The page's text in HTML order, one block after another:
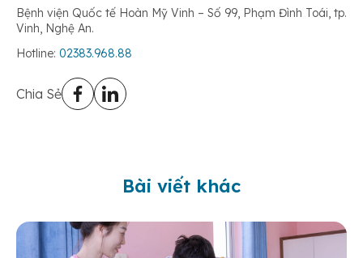
Bệnh viện Quốc tế Hoàn Mỹ Vinh – Số 99, Phạm Đình Toái, tp.
Vinh, Nghệ An.
Hotline: 02383.968.88
Chia Sẻ
Bài viết khác